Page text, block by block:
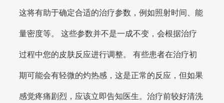
这将有助于确定合适的治疗参数，例如照射时间、能
量密度等。 这些参数并不是一成不变，会根据治疗
过程中您的皮肤反应进行调整。 有些患者在治疗初
期可能会有轻微的灼热感，这是正常的反应，但如果
感觉疼痛剧烈，应该立即告知医生。治疗前较好清洗